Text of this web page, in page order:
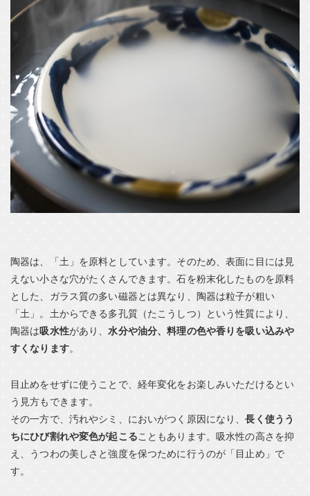
陶器は、「土」を原料としています。そのため、表面に目には見
えない小さな穴がたくさんできます。石を粉末化したものを原料
とした、ガラス質の多い磁器とは異なり、陶器は粒子が粗い
「土」。土からできる多孔質（たこうしつ）という性質により、
陶器は吸水性があり、水分や油分、料理の色や香りを吸い込みや
すくなります。
目止めをせずに使うことで、経年変化をお楽しみいただけるとい
う見方もできます。
その一方で、汚れやシミ、においがつく原因になり、長く使うう
ちにひび割れや変色が起こることもあります。吸水性の高さを抑
え、うつわの美しさと強度を保つために行うのが「目止め」で
す。